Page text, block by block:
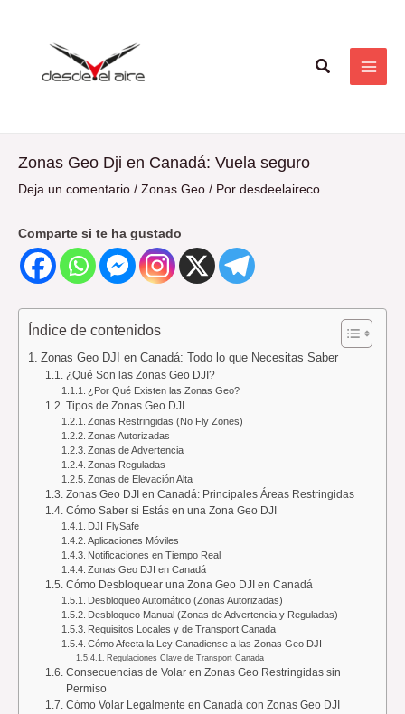
Buscar
Zonas Geo Dji en Canadá: Vuela seguro
Deja un comentario / Zonas Geo / Por desdeelaireco
Comparte si te ha gustado
Índice de contenidos
Zonas Geo DJI en Canadá: Todo lo que Necesitas Saber
¿Qué Son las Zonas Geo DJI?
¿Por Qué Existen las Zonas Geo?
Tipos de Zonas Geo DJI
Zonas Restringidas (No Fly Zones)
Zonas Autorizadas
Zonas de Advertencia
Zonas Reguladas
Zonas de Elevación Alta
Zonas Geo DJI en Canadá: Principales Áreas Restringidas
Cómo Saber si Estás en una Zona Geo DJI
DJI FlySafe
Aplicaciones Móviles
Notificaciones en Tiempo Real
Zonas Geo DJI en Canadá
Cómo Desbloquear una Zona Geo DJI en Canadá
Desbloqueo Automático (Zonas Autorizadas)
Desbloqueo Manual (Zonas de Advertencia y Reguladas)
Requisitos Locales y de Transport Canada
Cómo Afecta la Ley Canadiense a las Zonas Geo DJI
Regulaciones Clave de Transport Canada
Consecuencias de Volar en Zonas Geo Restringidas sin
Permiso
Cómo Volar Legalmente en Canadá con Zonas Geo DJI
entradas